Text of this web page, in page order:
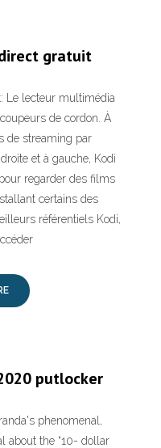
gratuit
Le lecteur multimédia
de cordon. À
de streaming par
et à gauche, Kodi
regarder des films
certains des
référentiels Kodi,
putlocker
phenomenal,
about the “10- dollar